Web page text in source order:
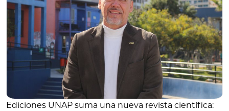
Ediciones UNAP suma una nueva revista científica: